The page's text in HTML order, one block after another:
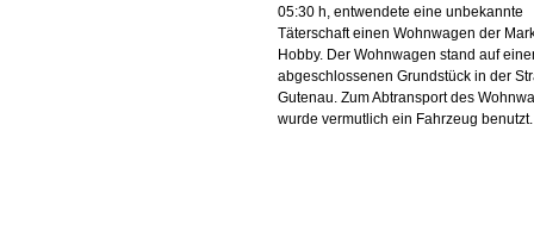
05:30 h, entwendete eine unbekannte
Täterschaft einen Wohnwagen der
Hobby. Der Wohnwagen stand auf
abgeschlossenen Grundstück in der
Gutenau. Zum Abtransport des
wurde vermutlich ein Fahrzeug benutzt.